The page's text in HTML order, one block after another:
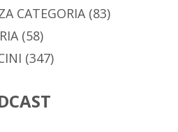
CATEGORIA(83)
(58)
(347)